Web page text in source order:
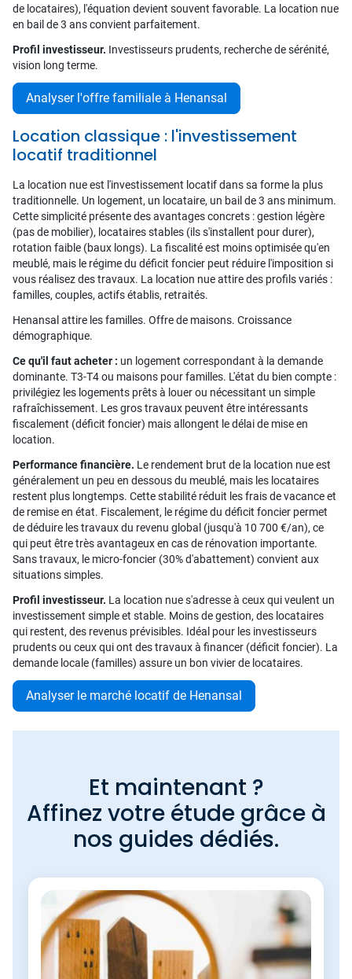
de locataires), l'équation devient souvent favorable. La location nue
en bail de 3 ans convient parfaitement.
Profil investisseur. Investisseurs prudents, recherche de sérénité,
vision long terme.
Analyser l'offre familiale à Henansal
Location classique : l'investissement
locatif traditionnel
La location nue est l'investissement locatif dans sa forme la plus
traditionnelle. Un logement, un locataire, un bail de 3 ans minimum.
Cette simplicité présente des avantages concrets : gestion légère
(pas de mobilier), locataires stables (ils s'installent pour durer),
rotation faible (baux longs). La fiscalité est moins optimisée qu'en
meublé, mais le régime du déficit foncier peut réduire l'imposition si
vous réalisez des travaux. La location nue attire des profils variés :
familles, couples, actifs établis, retraités.
Henansal attire les familles. Offre de maisons. Croissance
démographique.
Ce qu'il faut acheter : un logement correspondant à la demande
dominante. T3-T4 ou maisons pour familles. L'état du bien compte :
privilégiez les logements prêts à louer ou nécessitant un simple
rafraîchissement. Les gros travaux peuvent être intéressants
fiscalement (déficit foncier) mais allongent le délai de mise en
location.
Performance financière. Le rendement brut de la location nue est
généralement un peu en dessous du meublé, mais les locataires
restent plus longtemps. Cette stabilité réduit les frais de vacance et
de remise en état. Fiscalement, le régime du déficit foncier permet
de déduire les travaux du revenu global (jusqu'à 10 700 €/an), ce
qui peut être très avantageux en cas de rénovation importante.
Sans travaux, le micro-foncier (30% d'abattement) convient aux
situations simples.
Profil investisseur. La location nue s'adresse à ceux qui veulent un
investissement simple et stable. Moins de gestion, des locataires
qui restent, des revenus prévisibles. Idéal pour les investisseurs
prudents ou ceux qui ont des travaux à financer (déficit foncier). La
demande locale (familles) assure un bon vivier de locataires.
Analyser le marché locatif de Henansal
Et maintenant ?
Affinez votre étude grâce à
nos guides dédiés.